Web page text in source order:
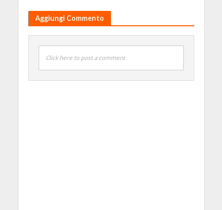
Aggiungi Commento
Click here to post a comment